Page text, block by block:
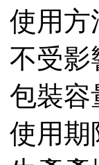
使用方
不受影
包裝容
使用期